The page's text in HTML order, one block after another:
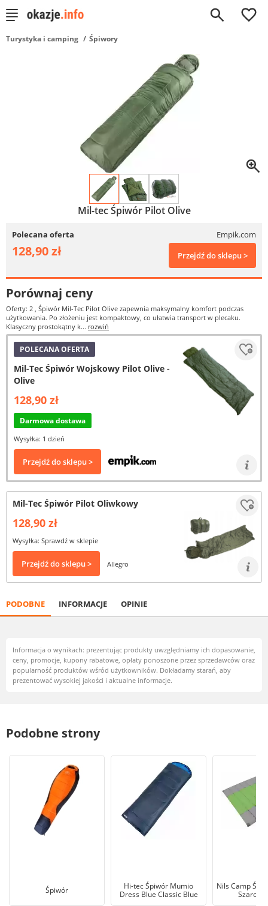
0
Turystyka i camping Śpiwory
Mil-tec Śpiwór Pilot Olive
Polecana oferta Empik.com
128,90 zł Przejdź do sklepu >
Porównaj ceny
Oferty: 2 , Śpiwór Mil-Tec Pilot Olive zapewnia maksymalny komfort podczas
użytkowania. Po złożeniu jest kompaktowy, co ułatwia transport w plecaku.
Klasyczny prostokątny k... rozwiń
POLECANA OFERTA
Mil-Tec Śpiwór Wojskowy Pilot Olive -
Olive
128,90 zł
Darmowa dostawa
Wysyłka: 1 dzień
Przejdź do sklepu >
Mil-Tec Śpiwór Pilot Oliwkowy
128,90 zł
Wysyłka: Sprawdź w sklepie
Przejdź do sklepu > Allegro
PODOBNE INFORMACJE OPINIE
Informacja o wynikach: prezentując produkty uwzględniamy ich dopasowanie,
ceny, promocje, kupony rabatowe, opłaty ponoszone przez sprzedawców oraz
popularność produktów wśród użytkowników. Dokładamy starań, aby
prezentować wysokiej jakości i aktualne informacje.
Podobne strony
Śpiwór
Hi-tec Śpiwór Mumio
Dress Blue Classic Blue
Nils Camp
Szaro-